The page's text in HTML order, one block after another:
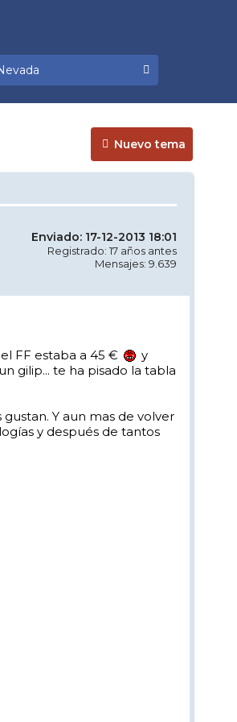
Nuevo tema
Enviado: 17-12-2013 18:01
Registrado: 17 años antes
Mensajes: 9.639
FF estaba a 45 €
y
gilip... te ha pisado la tabla
Y aun mas de volver
y después de tantos